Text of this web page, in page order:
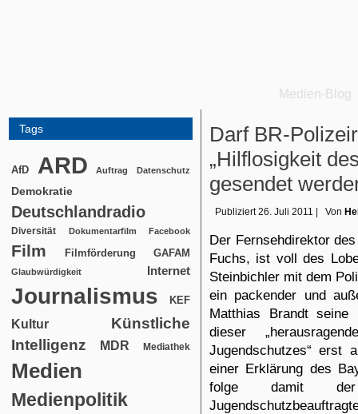
Medien-Blog
Tags
AfD ARD Auftrag Datenschutz
Demokratie
Deutschlandradio
Diversität Dokumentarfilm Facebook
Film Filmförderung GAFAM
Glaubwürdigkeit Internet
Journalismus KEF
Kultur
Künstliche
Intelligenz
MDR Mediathek
Medien
Medienpolitik
Darf BR-
„Hilflosigkeit
gesendet
Publiziert 26. Juli 2011 Von
Der Fernsehdirektor
Fuchs, ist voll des
Steinbichler mit dem
ein packender und
Matthias Brandt seine
dieser
Jugendschutzes“ erst
einer Erklärung des
folge damit der